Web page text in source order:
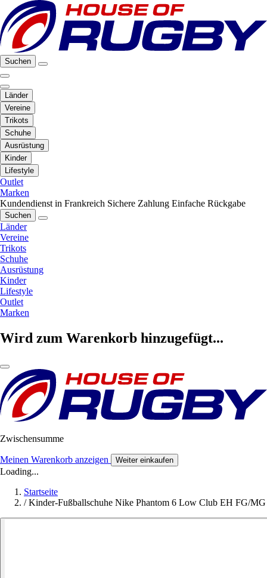
Suchen
Länder
Vereine
Trikots
Schuhe
Ausrüstung
Kinder
Lifestyle
Outlet
Marken
Kundendienst in Frankreich Sichere Zahlung Einfache Rückgabe
Suchen
Länder
Vereine
Trikots
Schuhe
Ausrüstung
Kinder
Lifestyle
Outlet
Marken
Wird zum Warenkorb hinzugefügt...
Zwischensumme
Meinen Warenkorb anzeigen Weiter einkaufen
Loading...
Startseite
/ Kinder-Fußballschuhe Nike Phantom 6 Low Club EH FG/MG